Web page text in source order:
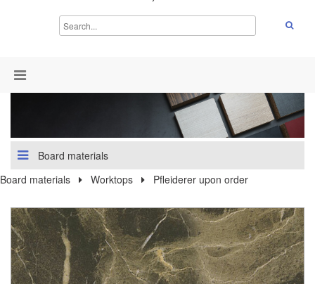
Board materials
Board materials
Worktops Pfleiderer upon order